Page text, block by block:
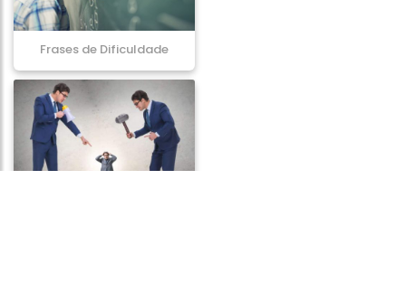
Frases de Dificuldade